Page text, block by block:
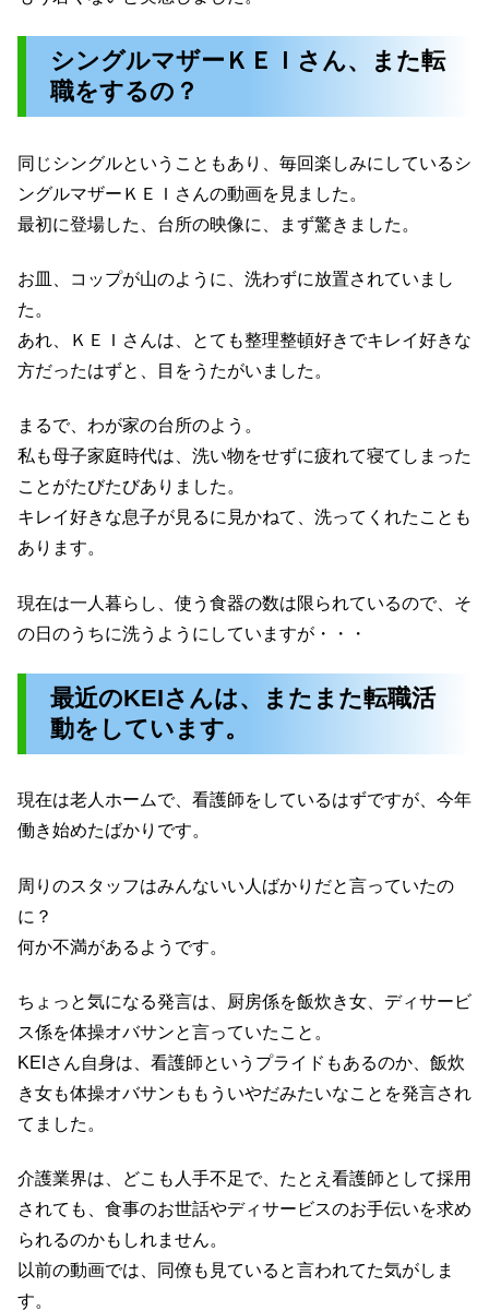
シングルマザーＫＥＩさん、また転
職をするの？
同じシングルということもあり、毎回楽しみにしているシ
ングルマザーＫＥＩさんの動画を見ました。
最初に登場した、台所の映像に、まず驚きました。
お皿、コップが山のように、洗わずに放置されていまし
た。
あれ、ＫＥＩさんは、とても整理整頓好きでキレイ好きな
方だったはずと、目をうたがいました。
まるで、わが家の台所のよう。
私も母子家庭時代は、洗い物をせずに疲れて寝てしまった
ことがたびたびありました。
キレイ好きな息子が見るに見かねて、洗ってくれたことも
あります。
現在は一人暮らし、使う食器の数は限られているので、そ
の日のうちに洗うようにしていますが・・・
最近のKEIさんは、またまた転職活
動をしています。
現在は老人ホームで、看護師をしているはずですが、今年
働き始めたばかりです。
周りのスタッフはみんないい人ばかりだと言っていたの
に？
何か不満があるようです。
ちょっと気になる発言は、厨房係を飯炊き女、ディサービ
ス係を体操オバサンと言っていたこと。
KEIさん自身は、看護師というプライドもあるのか、飯炊
き女も体操オバサンももういやだみたいなことを発言され
てました。
介護業界は、どこも人手不足で、たとえ看護師として採用
されても、食事のお世話やディサービスのお手伝いを求め
られるのかもしれません。
以前の動画では、同僚も見ていると言われてた気がしま
す。